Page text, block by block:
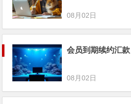
08月02日
会员到期续约汇款
08月02日